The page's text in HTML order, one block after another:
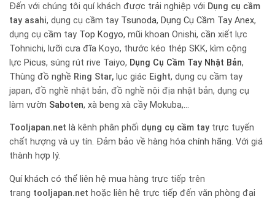
Đến với chúng tôi quí khách được trải nghiệp với Dụng cụ cầm
tay asahi, dụng cụ cầm tay Tsunoda, Dụng Cụ Cầm Tay Anex,
dụng cụ cầm tay Top Kogyo, mũi khoan Onishi, cần xiết lực
Tohnichi, lưỡi cưa đĩa Koyo, thước kéo thép SKK, kìm cộng
lực Picus, súng rút rive Taiyo, Dụng Cụ Cầm Tay Nhật Bản,
Thùng đồ nghề Ring Star, lục giác Eight, dụng cụ cầm tay
japan, đồ nghề nhật bản, đồ nghề nội địa nhật bản, dụng cụ
làm vườn Saboten, xà beng xà cầy Mokuba,…
Tooljapan.net là kênh phân phối dụng cụ cầm tay trực tuyến
chất hượng và uy tín. Đảm bảo về hàng hóa chính hãng. Với giá
thành hợp lý.
Quí khách có thể liên hệ mua hàng trực tiếp trên
trang tooljapan.net hoặc liên hệ trực tiếp đến văn phòng đại